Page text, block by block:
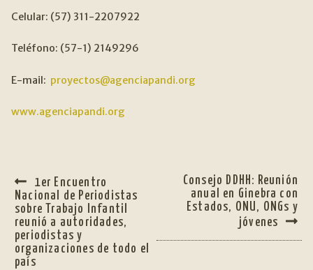
Celular: (57) 311-2207922
Teléfono: (57-1) 2149296
E-mail: proyectos@agenciapandi.org
www.agenciapandi.org
NAVEGACIÓN
DE
ENTRADAS
Anterior:
1er Encuentro
Nacional de Periodistas
sobre Trabajo Infantil
reunió a autoridades,
periodistas y
organizaciones de todo el
país
Siguiente:
Consejo DDHH: Reunión
anual en Ginebra con
Estados, ONU, ONGs y
jóvenes